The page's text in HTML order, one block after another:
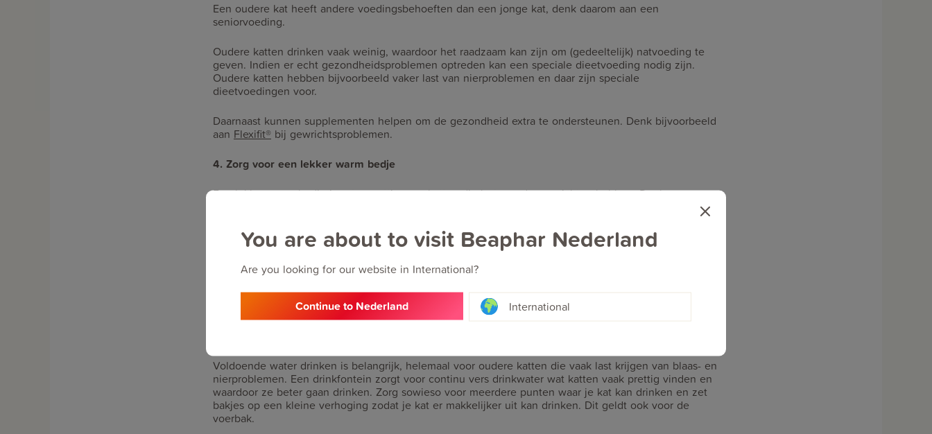
You are about to visit Beaphar Nederland
Are you looking for our website in International?
Continue to Nederland International
Een oudere kat heeft andere voedingsbehoeften dan een jonge kat, denk daarom aan een
seniorvoeding.
Oudere katten drinken vaak weinig, waardoor het raadzaam kan zijn om (gedeeltelijk) natvoeding te
geven. Indien er echt gezondheidsproblemen optreden kan een speciale dieetvoeding nodig zijn.
Oudere katten hebben bijvoorbeeld vaker last van nierproblemen en daar zijn speciale
dieetvoedingen voor.
Daarnaast kunnen supplementen helpen om de gezondheid extra te ondersteunen. Denk bijvoorbeeld
aan Flexifit® bij gewrichtsproblemen.
4. Zorg voor een lekker warm bedje
Een lekker warm bedje is extra prettig voor katten die last van de gewrichten hebben. Denk aan een
extra fluffy mandje/dekentje of een radiator hangmat. Er zijn zelfs speciale warmte producten te koop
5. Maak je huis seniorproof
Lag je kat altijd graag op de vensterbank of de bank maar zie je ‘m daar nu nooit meer liggen? Het kan
zijn dat je kat moeite heeft om erop te springen (gewrichtsproblemen). Zorg voor opstapjes zodat je
kat makkelijk op zijn favoriete plekjes kan komen.
Voldoende water drinken is belangrijk, helemaal voor oudere katten die vaak last krijgen van blaas- en
nierproblemen. Een drinkfontein zorgt voor continu vers drinkwater wat katten vaak prettig vinden en
waardoor ze beter gaan drinken. Zorg sowieso voor meerdere punten waar je kat kan drinken en zet
bakjes op een kleine verhoging zodat je kat er makkelijker uit kan drinken. Dit geldt ook voor de
voerbak.